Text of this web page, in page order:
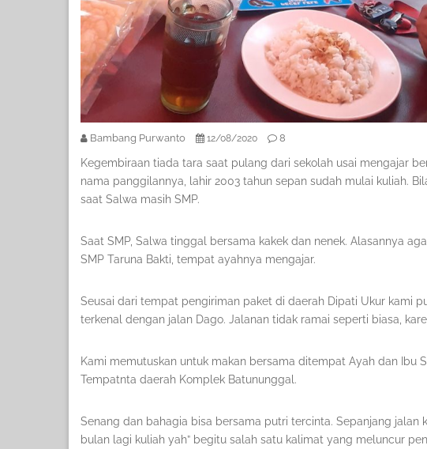
Bambang Purwanto 12/08/2020 8
Kegembiraan tiada tara saat pulang dari sekolah usai mengajar
nama panggilannya, lahir 2003 tahun sepan sudah mulai kuliah.
saat Salwa masih SMP.
Saat SMP, Salwa tinggal bersama kakek dan nenek. Alasannya
SMP Taruna Bakti, tempat ayahnya mengajar.
Seusai dari tempat pengiriman paket di daerah Dipati Ukur kami
terkenal dengan jalan Dago. Jalanan tidak ramai seperti biasa,
Kami memutuskan untuk makan bersama ditempat Ayah dan Ibu
Tempatnta daerah Komplek Batununggal.
Senang dan bahagia bisa bersama putri tercinta. Sepanjang jalan
bulan lagi kuliah yah” begitu salah satu kalimat yang meluncur